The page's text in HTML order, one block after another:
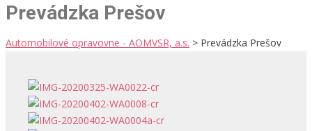
Prevádzka Prešov
Automobilové opravovne - AOMVSR, a.s. > Prevádzka Prešov